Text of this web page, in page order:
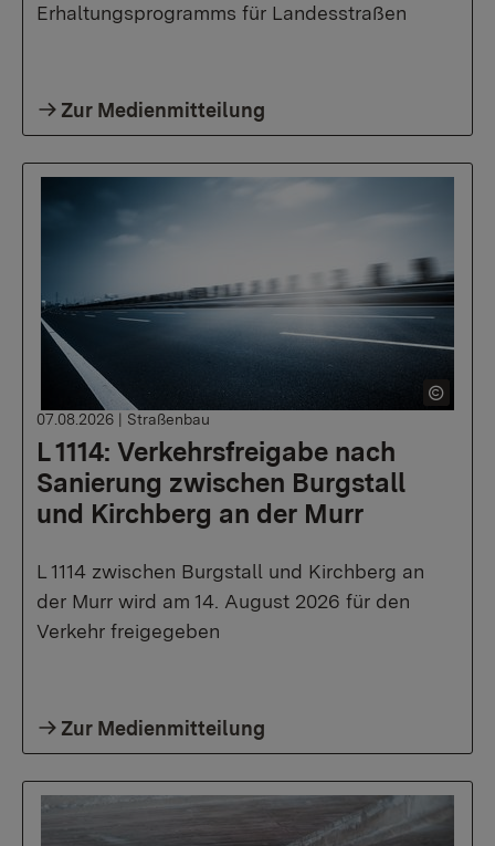
Erhaltungsprogramms für Landesstraßen
Zur Medienmitteilung
L 1114: Verkehrsfreigabe nach
Sanierung zwischen Burgstall
und Kirchberg an der Murr
07.08.2026 | Straßenbau
L 1114 zwischen Burgstall und Kirchberg an
der Murr wird am 14. August 2026 für den
Verkehr freigegeben
Zur Medienmitteilung